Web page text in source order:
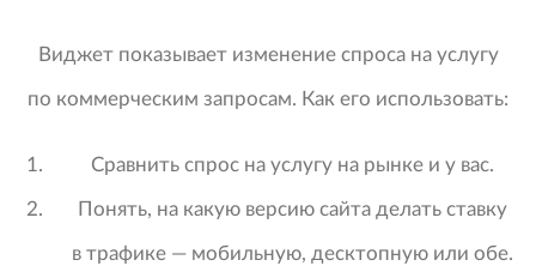
Виджет показывает изменение спроса на услугу
по коммерческим запросам. Как его использовать:
Сравнить спрос на услугу на рынке и у вас.
Понять, на какую версию сайта делать ставку
в трафике — мобильную, десктопную или обе.